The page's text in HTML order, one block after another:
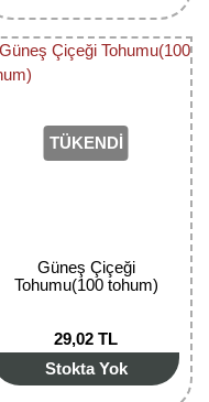
TÜKENDİ
Güneş Çiçeği
Tohumu(100 tohum)
29,02 TL
Stokta Yok